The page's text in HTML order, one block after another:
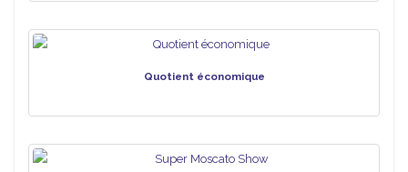
Quotient économique